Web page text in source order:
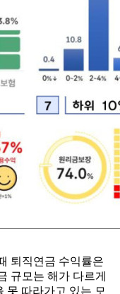
퇴직연금 수익률은
규모는 해가 다르게
못 따라가고 있는 모